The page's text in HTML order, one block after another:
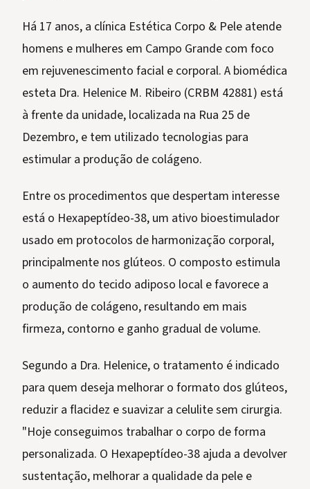
Há 17 anos, a clínica Estética Corpo & Pele atende
homens e mulheres em Campo Grande com foco
em rejuvenescimento facial e corporal. A biomédica
esteta Dra. Helenice M. Ribeiro (CRBM 42881) está
à frente da unidade, localizada na Rua 25 de
Dezembro, e tem utilizado tecnologias para
estimular a produção de colágeno.
Entre os procedimentos que despertam interesse
está o Hexapeptídeo-38, um ativo bioestimulador
usado em protocolos de harmonização corporal,
principalmente nos glúteos. O composto estimula
o aumento do tecido adiposo local e favorece a
produção de colágeno, resultando em mais
firmeza, contorno e ganho gradual de volume.
Segundo a Dra. Helenice, o tratamento é indicado
para quem deseja melhorar o formato dos glúteos,
reduzir a flacidez e suavizar a celulite sem cirurgia.
"Hoje conseguimos trabalhar o corpo de forma
personalizada. O Hexapeptídeo-38 ajuda a devolver
sustentação, melhorar a qualidade da pele e